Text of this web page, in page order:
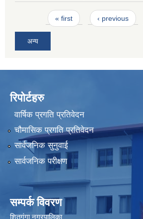
Pages« first ‹ previous
अन्य
रिपोर्टहरु
वार्षिक प्रगति प्रतिवेदन
चौमासिक प्रगति प्रतिवेदन
सार्वजनिक सुनुवाई
सार्वजनिक परीक्षण
सम्पर्क विवरण
शितगंगा नगरपालिका